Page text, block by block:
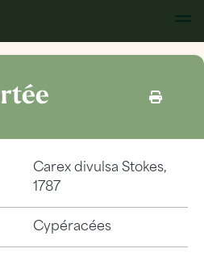
Carex divulsa Stokes,
1787
Cypéracées